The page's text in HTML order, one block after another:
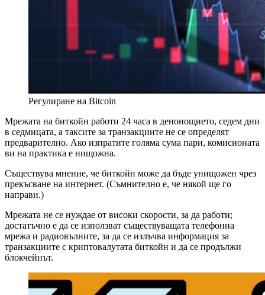
Регулиране на Bitcoin
Мрежата на биткойн работи 24 часа в денонощието, седем дни
в седмицата, а таксите за транзакциите не се определят
предварително. Ако изпратите голяма сума пари, комисионата
ви на практика е нищожна.
Съществува мнение, че биткойн може да бъде унищожен чрез
прекъсване на интернет. (Съмнително е, че някой ще го
направи.)
Мрежата не се нуждае от високи скорости, за да работи;
достатъчно е да се използват съществуващата телефонна
мрежа и радиовълните, за да се излъчва информация за
транзакциите с криптовалутата биткойн и да се продължи
блокчейнът.